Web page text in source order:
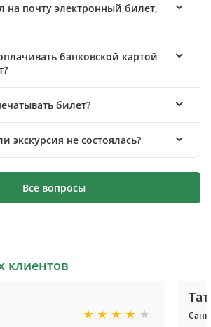
почту электронный билет,
банковской картой
билет?
экскурсия не состоялась?
Все вопросы